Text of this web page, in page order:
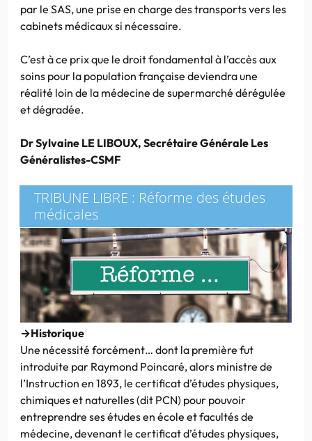
par le SAS, une prise en charge des transports vers les
cabinets médicaux si nécessaire.
C’est à ce prix que le droit fondamental à l’accès aux
soins pour la population française deviendra une
réalité loin de la médecine de supermarché dérégulée
et dégradée.
Dr Sylvaine LE LIBOUX, Secrétaire Générale Les
Généralistes-CSMF
TRIBUNE LIBRE : Réforme des études
médicales
→Historique
Une nécessité forcément… dont la première fut
introduite par Raymond Poincaré, alors ministre de
l’Instruction en 1893, le certificat d’études physiques,
chimiques et naturelles (dit PCN) pour pouvoir
entreprendre ses études en école et facultés de
médecine, devenant le certificat d’études physiques,